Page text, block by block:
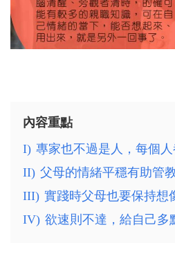
內容重點
I) 專家也不過是人，每個
II) 父母的情緒平穩有助管
III) 實踐時父母也要保持想
IV) 欲速則不達，給自己多